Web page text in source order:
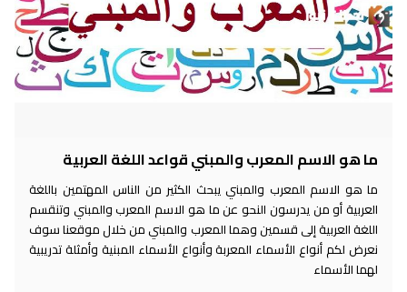
ما هو الاسم المعرب والمبني قواعد اللغة العربية
ما هو الاسم المعرب والمبني يبحث الكثير من الناس المهتمين باللغة
العربية أو من يدرسون النحو عن ما هو الاسم المعرب والمبني وتنقسم
اللغة العربية إلى قسمين وهما المعرب والمبني من خلال موقعنا سوف
نعرض لكم أنواع الأسماء المعربة وأنواع الأسماء المبنية وأمثلة تدريبية
لهما الأسماء